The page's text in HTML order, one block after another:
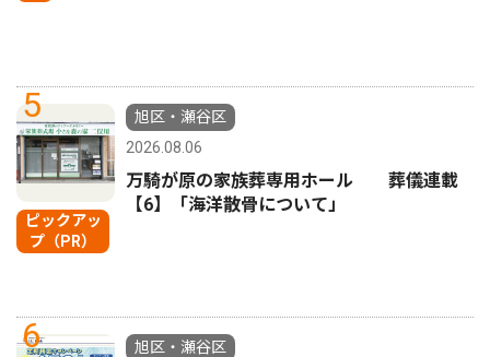
5
ピックアッ
プ（PR）
旭区・瀬谷区
2026.08.06
万騎が原の家族葬専用ホール 葬儀連載
【6】「海洋散骨について」
6
旭区・瀬谷区